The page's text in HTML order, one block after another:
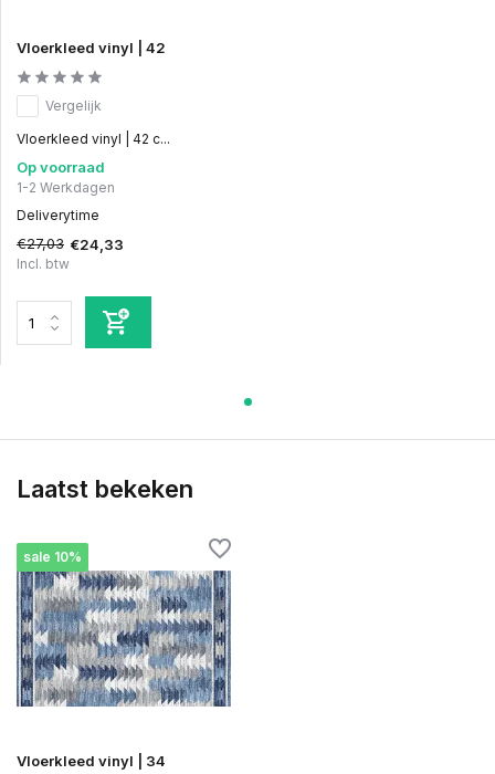
Vloerkleed vinyl | 42
Vergelijk
Vloerkleed vinyl | 42 c...
Op voorraad
1-2 Werkdagen
Deliverytime
€27,03 €24,33
Incl. btw
Laatst bekeken
sale 10%
Vloerkleed vinyl | 34